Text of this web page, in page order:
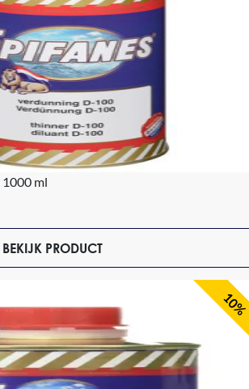
ml
BEKIJK PRODUCT
10%